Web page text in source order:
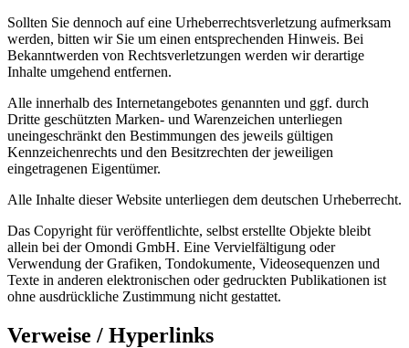
Sollten Sie dennoch auf eine Urheberrechtsverletzung aufmerksam
werden, bitten wir Sie um einen entsprechenden Hinweis. Bei
Bekanntwerden von Rechtsverletzungen werden wir derartige
Inhalte umgehend entfernen.
Alle innerhalb des Internetangebotes genannten und ggf. durch
Dritte geschützten Marken- und Warenzeichen unterliegen
uneingeschränkt den Bestimmungen des jeweils gültigen
Kennzeichenrechts und den Besitzrechten der jeweiligen
eingetragenen Eigentümer.
Alle Inhalte dieser Website unterliegen dem deutschen Urheberrecht.
Das Copyright für veröffentlichte, selbst erstellte Objekte bleibt
allein bei der Omondi GmbH. Eine Vervielfältigung oder
Verwendung der Grafiken, Tondokumente, Videosequenzen und
Texte in anderen elektronischen oder gedruckten Publikationen ist
ohne ausdrückliche Zustimmung nicht gestattet.
Verweise / Hyperlinks